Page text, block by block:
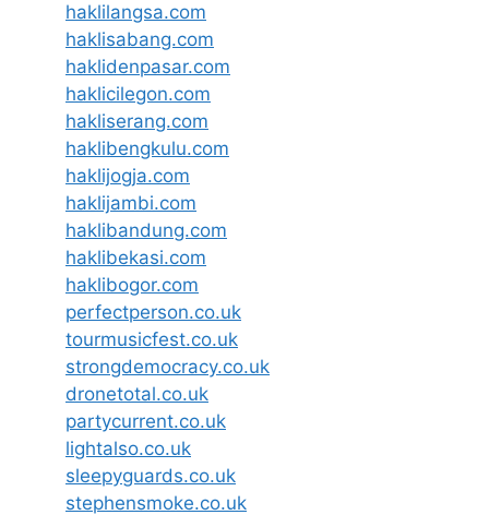
haklilangsa.com
haklisabang.com
haklidenpasar.com
haklicilegon.com
hakliserang.com
haklibengkulu.com
haklijogja.com
haklijambi.com
haklibandung.com
haklibekasi.com
haklibogor.com
perfectperson.co.uk
tourmusicfest.co.uk
strongdemocracy.co.uk
dronetotal.co.uk
partycurrent.co.uk
lightalso.co.uk
sleepyguards.co.uk
stephensmoke.co.uk